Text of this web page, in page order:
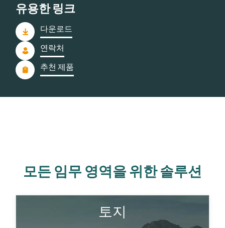
유용한 링크
다운로드
연락처
추천 제품
모든 임무 영역을 위한 솔루션
토지
이러한 시스템은 이동식 및 고정식 플랫폼에서 발생
하는 충격, 진동, 먼지 및 극한 온도에 견뎌야 합니다.